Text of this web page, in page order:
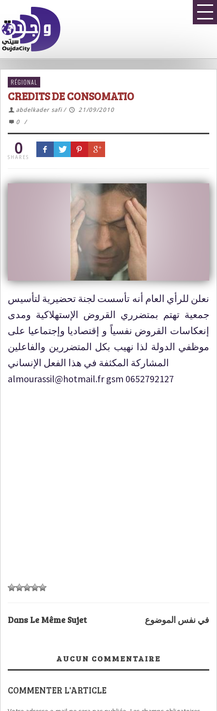
RÉGIONAL
CREDITS DE CONSOMATIO
abdelkader safi /
21/09/2010
0
/
0
SHARES
نعلن للرأي العام أنه تأسست لجنة تحضيرية لتأسيس
جمعية تهتم بمتضرري القروض الإستهلاكية ومدى
إنعكاسات القروض نفسياً و إقتصاديا وإجتماعيا على
موظفي الدولة لذا نهيب بكل المتضررين والفاعلين
المشاركة المكثفة في هذا الفعل الإنساني
almourassil@hotmail.fr gsm 0652792127
Dans Le Même Sujet في نفس الموضوع
AUCUN COMMENTAIRE
COMMENTER L'ARTICLE